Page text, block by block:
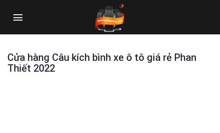
Cửa hàng Câu kích bình xe ô tô giá rẻ Phan
Thiết 2022